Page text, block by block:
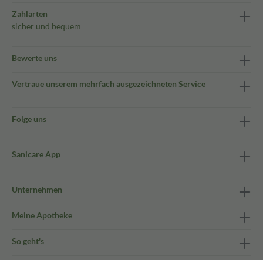
Zahlarten
sicher und bequem
Bewerte uns
Vertraue unserem mehrfach ausgezeichneten Service
Folge uns
Sanicare App
Unternehmen
Meine Apotheke
So geht's